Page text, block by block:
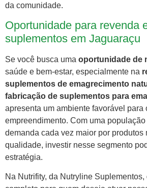
da comunidade.
Oportunidade para revenda
suplementos em Jaguaraçu
Se você busca uma oportunidade de
saúde e bem-estar, especialmente na
suplementos de emagrecimento
fabricação de suplementos para
apresenta um ambiente favorável para
empreendimento. Com uma
demanda cada vez maior por produtos
qualidade, investir nesse segmento
estratégia.
Na Nutrifity, da Nutryline